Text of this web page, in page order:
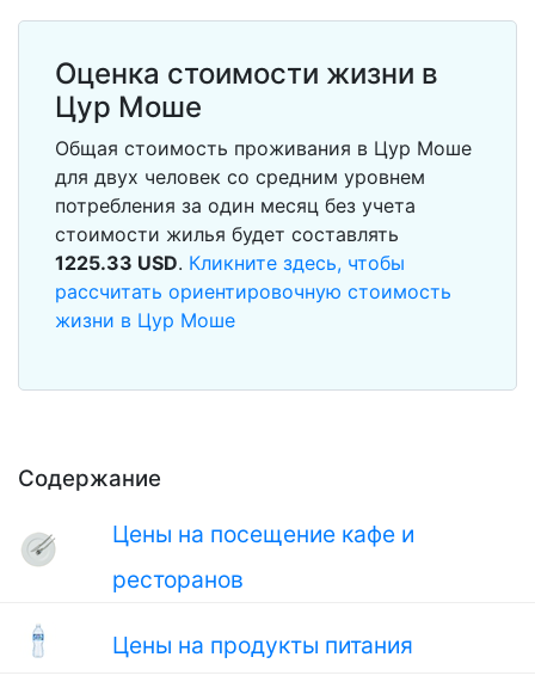
Содержание
Цены на посещение кафе и
ресторанов
Цены на продукты питания
Оценка стоимости жизни в
Цур Моше
Общая стоимость проживания в Цур Моше
для двух человек со средним уровнем
потребления за один месяц без учета
стоимости жилья будет составлять
1225.33 USD. Кликните здесь, чтобы
рассчитать ориентировочную стоимость
жизни в Цур Моше